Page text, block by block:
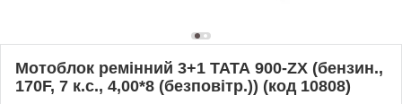
Мотоблок ремінний 3+1 ТАТА 900-ZX (бензин.,
170F, 7 к.с., 4,00*8 (безповітр.)) (код 10808)